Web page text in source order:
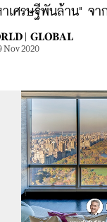
เศรษฐีพันล้าน" จา
| GLOBAL
Nov 2020